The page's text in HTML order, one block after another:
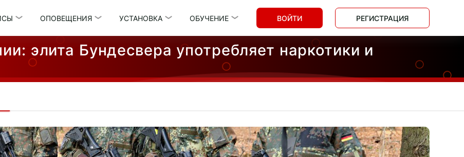
ОПОВЕЩЕНИЯ УСТАНОВКА ОБУЧЕНИЕ ВОЙТИ РЕГИСТРАЦИЯ
элита Бундесвера употребляет наркотики и